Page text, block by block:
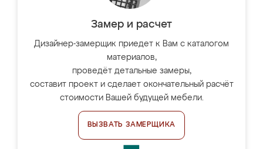
Замер и расчет
Дизайнер-замерщик приедет к Вам с каталогом
материалов,
проведёт детальные замеры,
составит проект и сделает окончательный расчёт
стоимости Вашей будущей мебели.
ВЫЗВАТЬ ЗАМЕРЩИКА